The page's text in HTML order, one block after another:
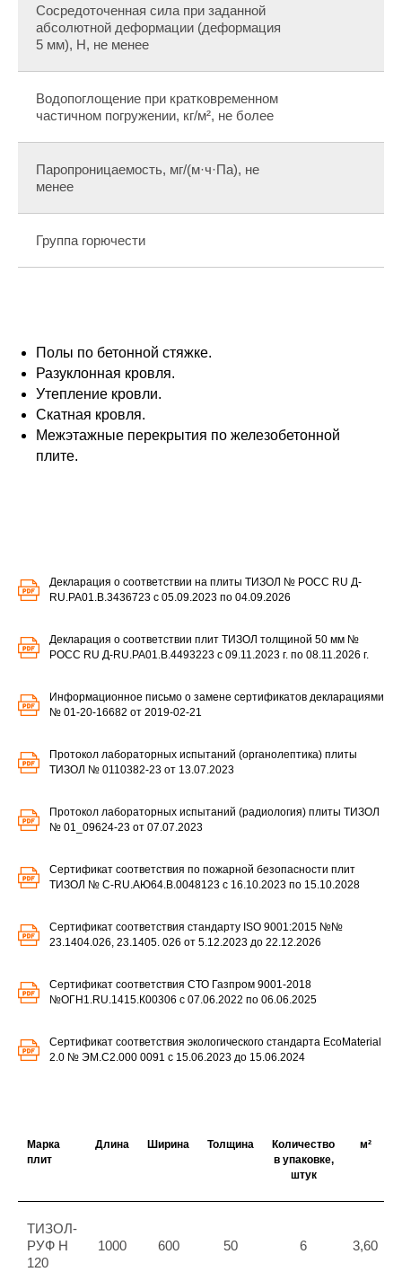
Сосредоточенная сила при заданной
абсолютной деформации (деформация
5 мм), Н, не менее
Водопоглощение при кратковременном
частичном погружении, кг/м², не более
Паропроницаемость, мг/(м·ч·Па), не
менее
Группа горючести
Полы по бетонной стяжке.
Разуклонная кровля.
Утепление кровли.
Скатная кровля.
Межэтажные перекрытия по железобетонной
плите.
Декларация о соответствии на плиты ТИЗОЛ № РОСС RU Д-
RU.PA01.B.3436723 c 05.09.2023 по 04.09.2026
Декларация о соответствии плит ТИЗОЛ толщиной 50 мм №
РОСС RU Д-RU.РА01.В.4493223 с 09.11.2023 г. по 08.11.2026 г.
Информационное письмо о замене сертификатов декларациями
№ 01-20-16682 от 2019-02-21
Протокол лабораторных испытаний (органолептика) плиты
ТИЗОЛ № 0110382-23 от 13.07.2023
Протокол лабораторных испытаний (радиология) плиты ТИЗОЛ
№ 01_09624-23 от 07.07.2023
Сертификат соответствия по пожарной безопасности плит
ТИЗОЛ № C-RU.АЮ64.В.0048123 с 16.10.2023 по 15.10.2028
Сертификат соответствия стандарту ISO 9001:2015 №№
23.1404.026, 23.1405. 026 от 5.12.2023 до 22.12.2026
Сертификат соответствия СТО Газпром 9001-2018
№ОГН1.RU.1415.К00306 с 07.06.2022 по 06.06.2025
Сертификат соответствия экологического стандарта EcoMaterial
2.0 № ЭМ.С2.000 0091 с 15.06.2023 до 15.06.2024
Марка
плит
Длина Ширина Толщина
Количество
в упаковке,
штук
м²
ТИЗОЛ-
РУФ Н
120
1000 600 50 6 3,60